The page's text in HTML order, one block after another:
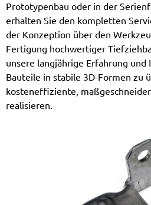
Prototypenbau oder in der
erhalten Sie den kompletten
der Konzeption über den
Fertigung hochwertiger
unsere langjährige Erfahrung
Bauteile in stabile 3D-Formen zu
kosteneffiziente,
realisieren.